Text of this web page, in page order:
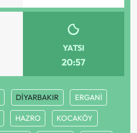
YATSI
20:57
DİYARBAKIR ERGANİ
HAZRO KOCAKÖY